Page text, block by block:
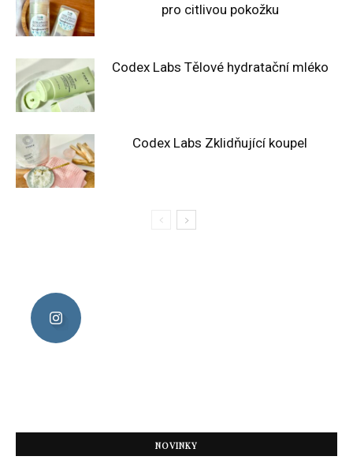
pro citlivou pokožku
Codex Labs Tělové hydratační mléko
Codex Labs Zklidňující koupel
NOVINKY